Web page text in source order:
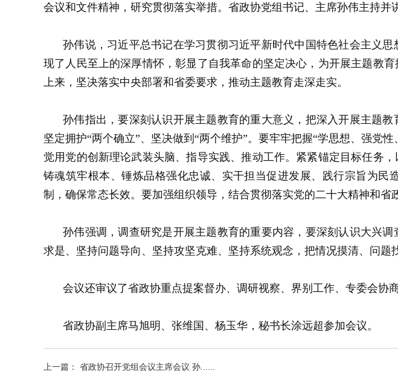
会议和文件精神，研究贯彻落实举措。省政协党组书记、主席孙伟主持并
孙伟说，习近平总书记在学习贯彻习近平新时代中国特色社会主义
现了人民至上的深厚情怀，彰显了自我革命的坚定决心，为开展主题教
上来，坚决落实中央部署和省委要求，推动主题教育走深走实。
孙伟指出，要深刻认识开展主题教育的重大意义，把深入开展主题
坚定拥护“两个确立”、坚决做到“两个维护”。要牢牢把握“学思想、强党
觉用党的创新理论武装头脑、指导实践、推动工作。紧紧锚定目标任务
铸魂筑牢根本、锤炼品格强化忠诚、实干担当促进发展、践行宗旨为
制，确保常态长效。要加强组织领导，结合贯彻落实党的二十大精神和省
孙伟强调，调查研究是开展主题教育的重要内容，要深刻认识大兴
求是、坚持问题导向、坚持攻坚克难、坚持系统观念，把情况摸清、问题
会议还审议了省政协重点提案督办、调研视察、界别工作、专委会协
省政协副主席马旭明、张维国、杨玉华，秘书长涂远超参加会议。
上一篇： 省政协召开党组会议主席会议 孙......